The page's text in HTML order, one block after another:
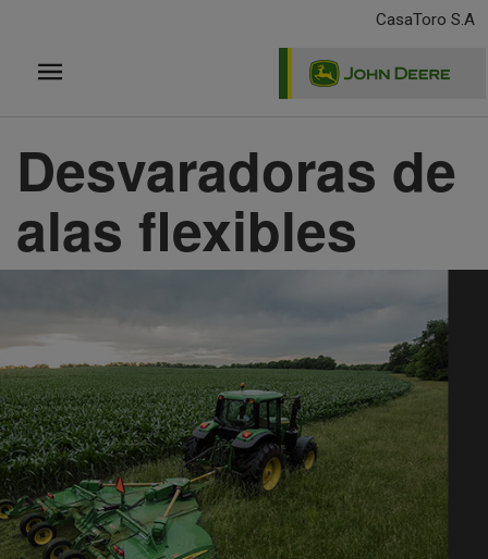
principal
CasaToro S.A
Desvaradoras de
alas flexibles